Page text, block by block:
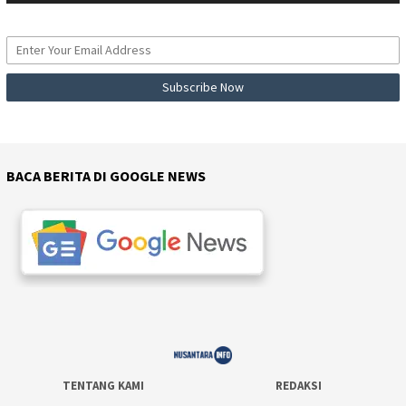
BACA BERITA DI GOOGLE NEWS
TENTANG KAMI
REDAKSI